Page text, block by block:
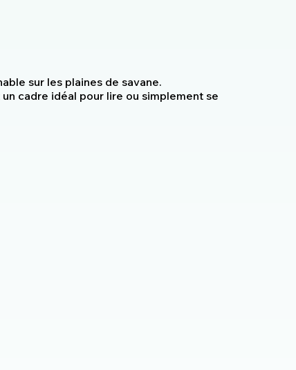
sur les plaines de savane.
cadre idéal pour lire ou simplement se